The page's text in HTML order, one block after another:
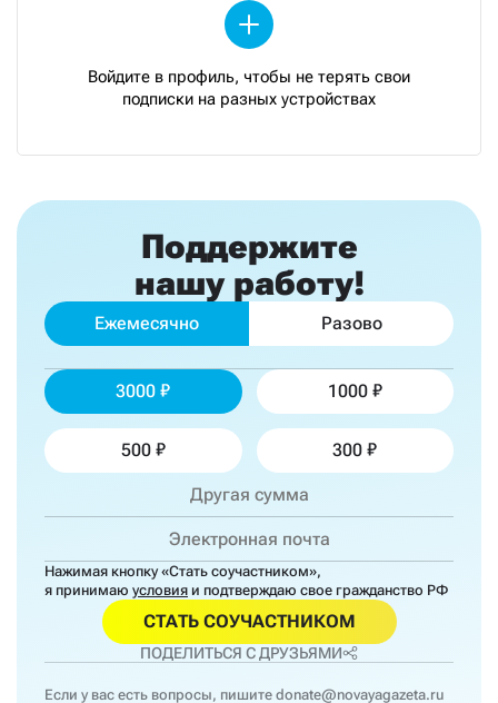
Войдите в профиль, чтобы не терять свои
подписки на разных устройствах
Поддержите
нашу работу!
Ежемесячно Разово
3000 1000
500 300
Нажимая кнопку «Стать соучастником»,
я принимаю условия и подтверждаю свое гражданство РФ
СТАТЬ СОУЧАСТНИКОМ
ПОДЕЛИТЬСЯ С ДРУЗЬЯМИ
Если у вас есть вопросы, пишите donate@novayagazeta.ru